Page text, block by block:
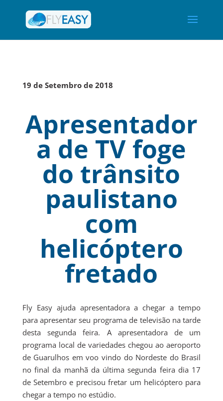
19 de Setembro de 2018
Apresentador
a de TV foge
do trânsito
paulistano
com
helicóptero
fretado
Fly Easy ajuda apresentadora a chegar a tempo
para apresentar seu programa de televisão na tarde
desta segunda feira.
A
apresentadora de um
programa local de variedades chegou ao aeroporto
de Guarulhos em voo vindo do Nordeste do Brasil
no final da manhã da última segunda feira dia 17
de Setembro e precisou fretar um helicóptero para
chegar a tempo no estúdio.